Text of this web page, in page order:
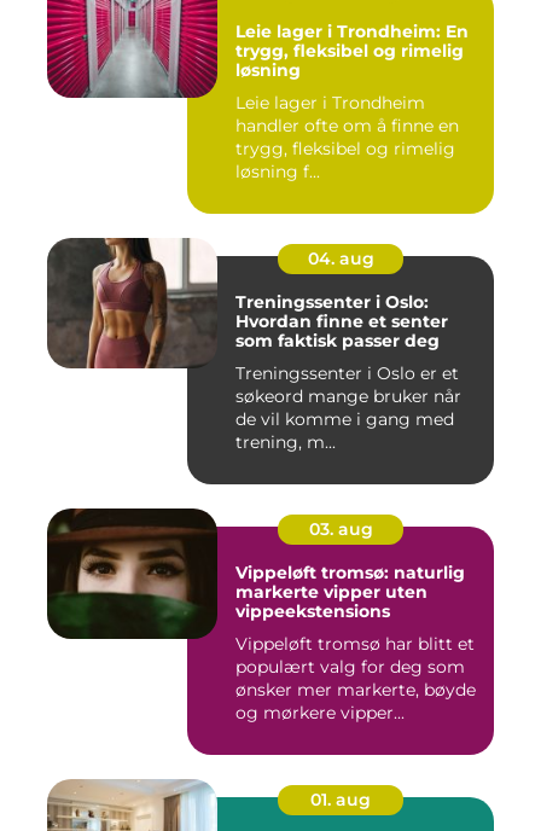
Leie lager i Trondheim: En
trygg, fleksibel og rimelig
løsning
Leie lager i Trondheim
handler ofte om å finne en
trygg, fleksibel og rimelig
løsning f...
04. aug
Treningssenter i Oslo:
Hvordan finne et senter
som faktisk passer deg
Treningssenter i Oslo er et
søkeord mange bruker når
de vil komme i gang med
trening, m...
03. aug
Vippeløft tromsø: naturlig
markerte vipper uten
vippeekstensions
Vippeløft tromsø har blitt et
populært valg for deg som
ønsker mer markerte, bøyde
og mørkere vipper...
01. aug